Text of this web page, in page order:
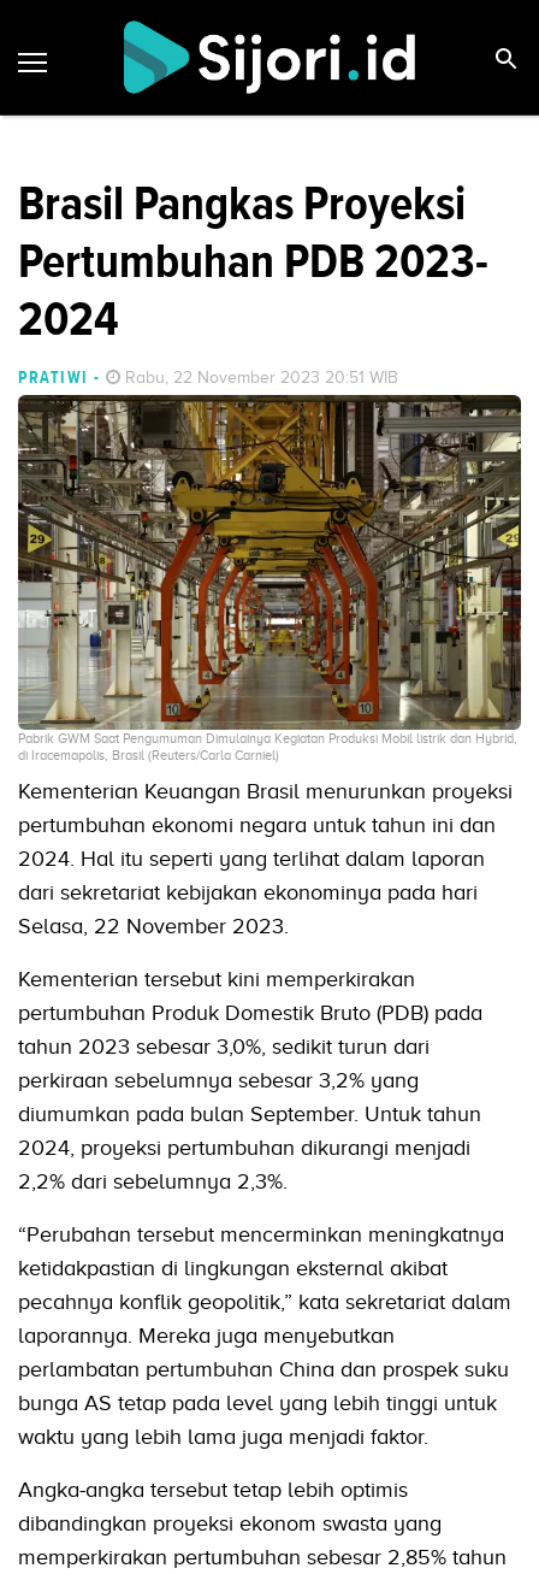
Brasil Pangkas Proyeksi
Pertumbuhan PDB 2023-
2024
PRATIWI - Rabu, 22 November 2023 20:51 WIB
Pabrik GWM Saat Pengumuman Dimulainya Kegiatan Produksi Mobil listrik dan Hybrid,
di Iracemapolis, Brasil (Reuters/Carla Carniel)
Kementerian Keuangan Brasil menurunkan proyeksi
pertumbuhan ekonomi negara untuk tahun ini dan
2024. Hal itu seperti yang terlihat dalam laporan
dari sekretariat kebijakan ekonominya pada hari
Selasa, 22 November 2023.
Kementerian tersebut kini memperkirakan
pertumbuhan Produk Domestik Bruto (PDB) pada
tahun 2023 sebesar 3,0%, sedikit turun dari
perkiraan sebelumnya sebesar 3,2% yang
diumumkan pada bulan September. Untuk tahun
2024, proyeksi pertumbuhan dikurangi menjadi
2,2% dari sebelumnya 2,3%.
“Perubahan tersebut mencerminkan meningkatnya
ketidakpastian di lingkungan eksternal akibat
pecahnya konflik geopolitik,” kata sekretariat dalam
laporannya. Mereka juga menyebutkan
perlambatan pertumbuhan China dan prospek suku
bunga AS tetap pada level yang lebih tinggi untuk
waktu yang lebih lama juga menjadi faktor.
Angka-angka tersebut tetap lebih optimis
dibandingkan proyeksi ekonom swasta yang
memperkirakan pertumbuhan sebesar 2,85% tahun